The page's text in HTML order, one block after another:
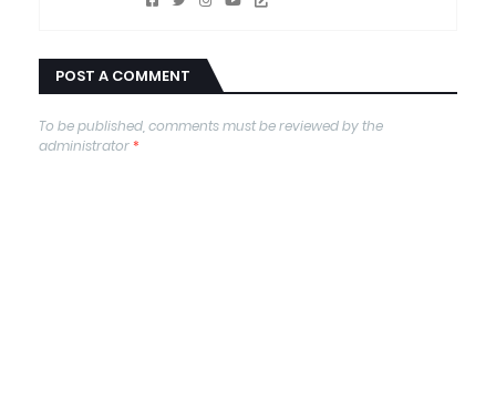
POST A COMMENT
To be published, comments must be reviewed by the
administrator*